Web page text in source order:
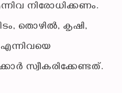
നിരോധിക്കണം.
തൊഴിൽ, കൃഷി,
എന്നിവയെ
സ്വീകരിക്കേണ്ടത്.